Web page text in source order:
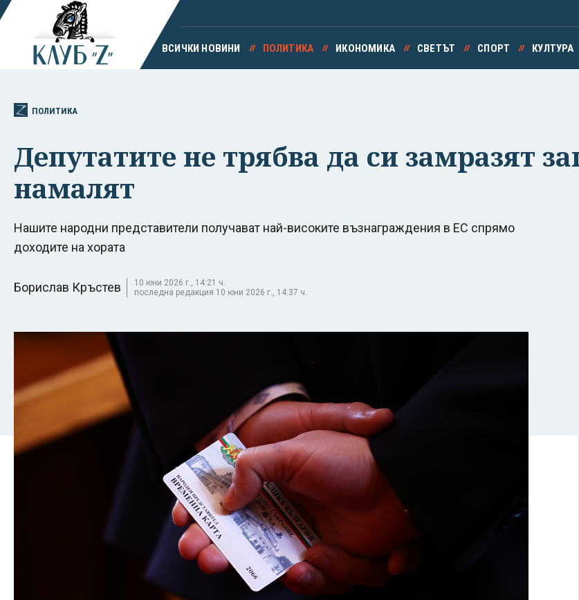
ВСИЧКИ НОВИНИ ПОЛИТИКА ИКОНОМИКА СВЕТЪТ СПОРТ КУЛТУРА
ПОЛИТИКА
Депутатите не трябва да си замразят
намалят
Нашите народни представители получават най-високите възнаграждения в ЕС спрямо
доходите на хората
Борислав Кръстев
10 юни 2026 г., 14:21 ч.
последна редакция 10 юни 2026 г., 14:37 ч.